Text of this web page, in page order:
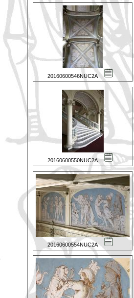
20160600546NUC2A
20160600550NUC2A
20160600554NUC2A